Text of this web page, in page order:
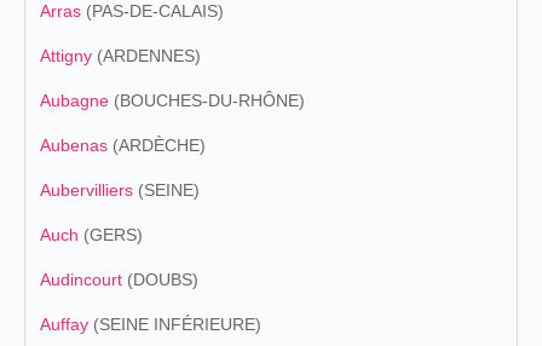
Arras (PAS-DE-CALAIS)
Attigny (ARDENNES)
Aubagne (BOUCHES-DU-RHÔNE)
Aubenas (ARDÈCHE)
Aubervilliers (SEINE)
Auch (GERS)
Audincourt (DOUBS)
Auffay (SEINE INFÉRIEURE)